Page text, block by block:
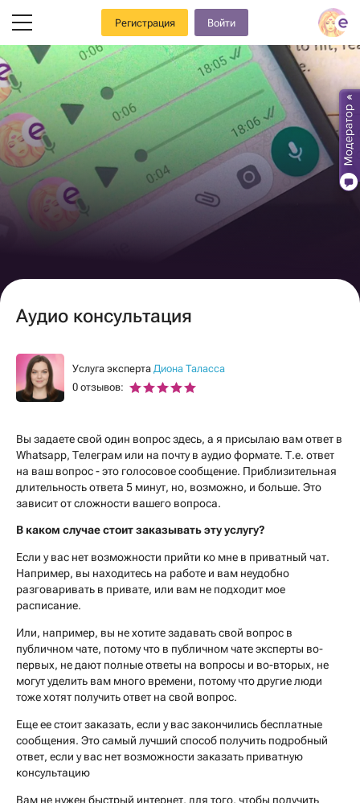
Регистрация Войти
Аудио консультация
Услуга эксперта Диона Таласса
0 отзывов:
Вы задаете свой один вопрос здесь, а я присылаю вам ответ в
Whatsapp, Телеграм или на почту в аудио формате. Т.е. ответ
на ваш вопрос - это голосовое сообщение. Приблизительная
длительность ответа 5 минут, но, возможно, и больше. Это
зависит от сложности вашего вопроса.
В каком случае стоит заказывать эту услугу?
Если у вас нет возможности прийти ко мне в приватный чат.
Например, вы находитесь на работе и вам неудобно
разговаривать в привате, или вам не подходит мое
расписание.
Или, например, вы не хотите задавать свой вопрос в
публичном чате, потому что в публичном чате эксперты во-
первых, не дают полные ответы на вопросы и во-вторых, не
могут уделить вам много времени, потому что другие люди
тоже хотят получить ответ на свой вопрос.
Еще ее стоит заказать, если у вас закончились бесплатные
сообщения. Это самый лучший способ получить подробный
ответ, если у вас нет возможности заказать приватную
консультацию
Вам не нужен быстрый интернет, для того, чтобы получить